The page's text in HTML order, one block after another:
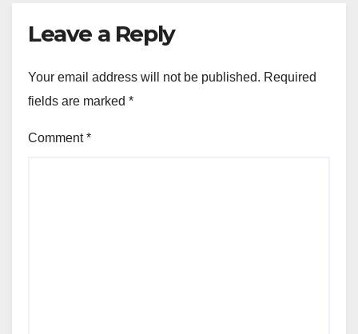
Leave a Reply
Your email address will not be published. Required
fields are marked *
Comment*